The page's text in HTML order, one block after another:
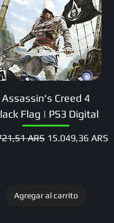
Assassin's Creed 4
Flag | PS3 Digital
ARS Precio de oferta
15.049,36 ARS
Agregar al carrito